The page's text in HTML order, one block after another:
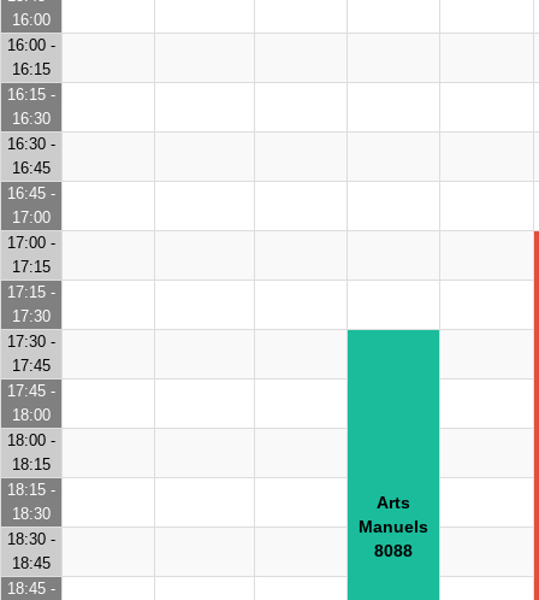
16:00
16:00 -
16:15
16:15 -
16:30
16:30 -
16:45
16:45 -
17:00
17:00 -
17:15
17:15 -
17:30
17:30 -
17:45
Arts
Manuels
8088
17:45 -
18:00
18:00 -
18:15
18:15 -
18:30
18:30 -
18:45
18:45 -